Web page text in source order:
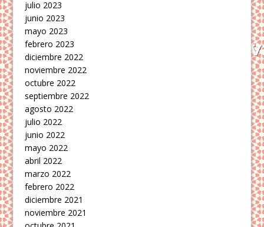
julio 2023
junio 2023
mayo 2023
febrero 2023
diciembre 2022
noviembre 2022
octubre 2022
septiembre 2022
agosto 2022
julio 2022
junio 2022
mayo 2022
abril 2022
marzo 2022
febrero 2022
diciembre 2021
noviembre 2021